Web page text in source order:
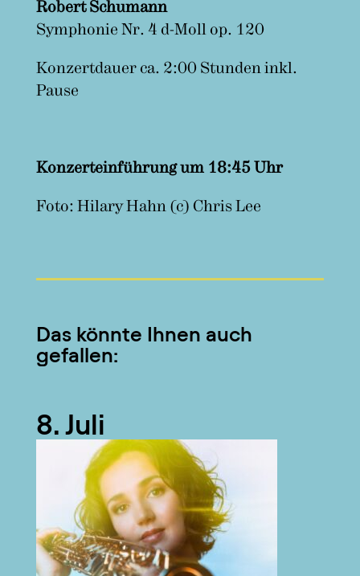
Robert Schumann
Symphonie Nr. 4 d-Moll op. 120
Konzertdauer ca. 2:00 Stunden inkl.
Pause
Konzerteinführung um 18:45 Uhr
Foto: Hilary Hahn (c) Chris Lee
Das könnte Ihnen auch
gefallen:
8. Juli